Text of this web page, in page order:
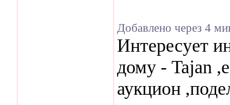
Добавлено через 4
Интересует
дому - Tajan
аукцион